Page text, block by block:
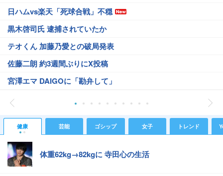
日ハムvs楽天「死球合戦」不穏
黒木啓司氏 逮捕されていたか
テオくん 加藤乃愛との破局発表
佐藤二朗 約3週間ぶりにX投稿
宮澤エマ DAIGOに「勘弁して」
健康 芸能 ゴシップ 女子 トレンド
体重62kg→82kgに 寺田心の生活